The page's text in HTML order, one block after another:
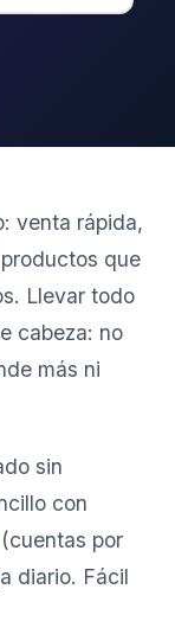
venta rápida,
que
Llevar todo
cabeza: no
más ni
sin
con
por
diario. Fácil